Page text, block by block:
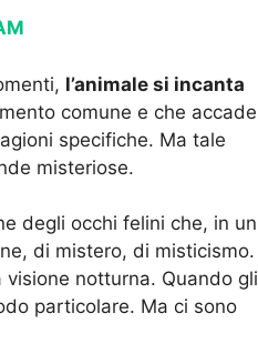
l’animale si incanta
comune e che accade
specifiche. Ma tale
misteriose.
degli occhi felini che, in un
di mistero, di misticismo.
notturna. Quando gli
particolare. Ma ci sono